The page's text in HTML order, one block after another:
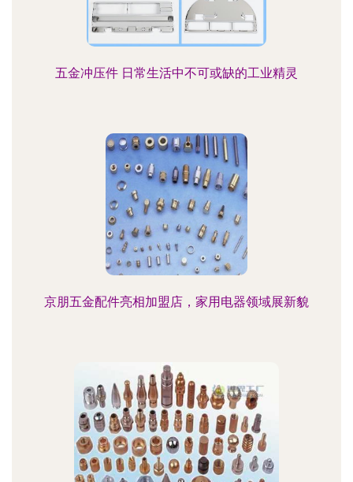
五金冲压件 日常生活中不可或缺的工业精灵
京朋五金配件亮相加盟店，家用电器领域展新貌